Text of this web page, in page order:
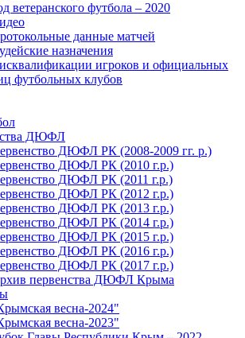
ветеранского футбола – 2020
данные матчей
назначения
игроков и официальных
футбольных клубов
ДЮФЛ
ДЮФЛ РК (2008-2009 гг. р.)
ДЮФЛ РК (2010 г.р.)
ДЮФЛ РК (2011 г.р.)
ДЮФЛ РК (2012 г.р.)
ДЮФЛ РК (2013 г.р.)
ДЮФЛ РК (2014 г.р.)
ДЮФЛ РК (2015 г.р.)
ДЮФЛ РК (2016 г.р.)
ДЮФЛ РК (2017 г.р.)
первенства ДЮФЛ Крыма
весна-2024"
весна-2023"